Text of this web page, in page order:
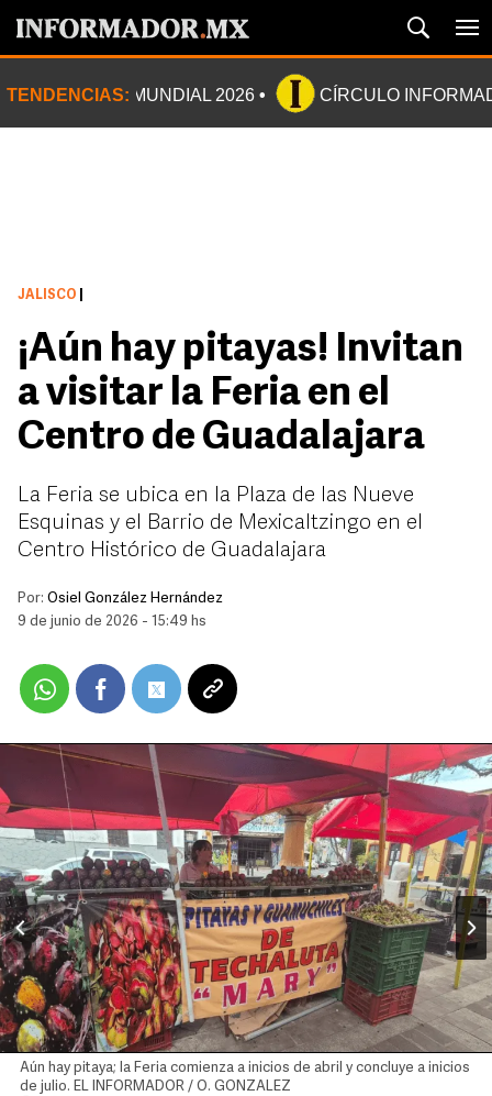
TENDENCIAS: MUNDIAL 2026 CÍRCULO
JALISCO
¡Aún hay pitayas! Invitan
a visitar la Feria en el
Centro de Guadalajara
La Feria se ubica en la Plaza de las Nueve
Esquinas y el Barrio de Mexicaltzingo en el
Centro Histórico de Guadalajara
Por: Osiel González Hernández
9 de junio de 2026 - 15:49 hs
Aún hay pitaya; la Feria comienza a inicios de abril y concluye a inicios
de julio. EL INFORMADOR / O. GONZALEZ